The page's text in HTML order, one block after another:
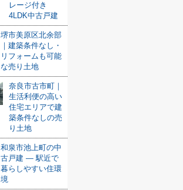
レージ付き
4LDK中古戸建
堺市美原区北余部
｜建築条件なし・
リフォームも可能
な売り土地
奈良市古市町｜
生活利便の高い
住宅エリアで建
築条件なしの売
り土地
和泉市池上町の中
古戸建 — 駅近で
暮らしやすい住環
境